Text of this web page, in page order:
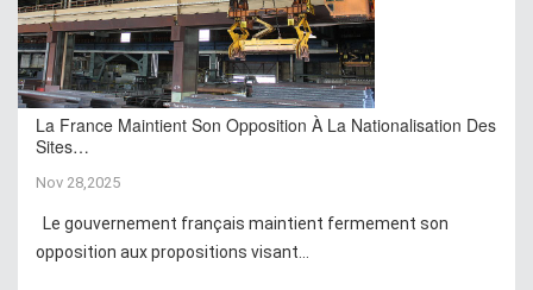
La France Maintient Son Opposition À La Nationalisation Des
Sites…
Nov 28,2025
Le gouvernement français maintient fermement son
opposition aux propositions visant...